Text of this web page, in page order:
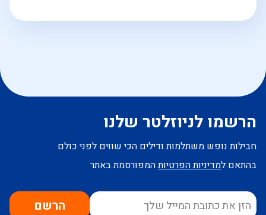
הרשמו לניוזלטר שלנו
חבילות נופש משתלמות ודילים הכי שווים לפני כולם
בהתאם למדיניות הפרטיותהמפורסמת באתר
הרשם